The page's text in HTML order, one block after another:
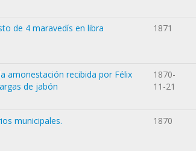
de 4 maravedís en libra 1871
amonestación recibida por Félix
de jabón
1870-
11-21
municipales. 1870